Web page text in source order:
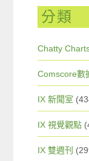
分類
Chatty
Comscore數
IX 新聞室
IX 視覺觀點
IX 雙週刊